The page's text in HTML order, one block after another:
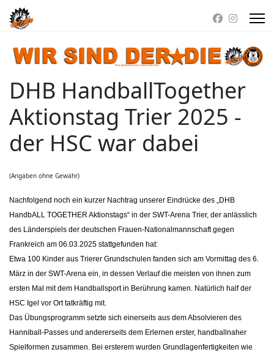
DHB HandballTogether
Aktionstag Trier 2025 -
der HSC war dabei
(Angaben ohne Gewähr)
Nachfolgend noch ein kurzer Nachtrag unserer Eindrücke des „DHB
HandbALL TOGETHER Aktionstags“ in der SWT-Arena Trier, der anlässlich
des Länderspiels der deutschen Frauen-Nationalmannschaft gegen
Frankreich am 06.03.2025 stattgefunden hat:
Etwa 100 Kinder aus Trierer Grundschulen fanden sich am Vormittag des 6.
März in der SWT-Arena ein, in dessen Verlauf die meisten von ihnen zum
ersten Mal mit dem Handballsport in Berührung kamen. Natürlich half der
HSC Igel vor Ort tatkräftig mit.
Das Übungsprogramm setzte sich einerseits aus dem Absolvieren des
Hanniball-Passes und andererseits dem Erlernen erster, handballnaher
Spielformen zusammen. Bei ersterem wurden Grundlagenfertigkeiten wie